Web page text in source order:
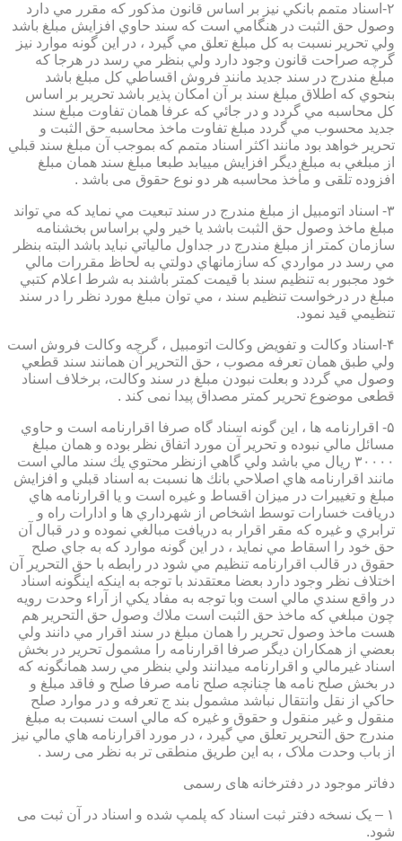
۲-اسناد متمم بانكي نيز بر اساس قانون مذكور كه مقرر مي دارد
وصول حق الثبت در هنگامي است كه سند حاوي افزايش مبلغ باشد
ولي تحرير نسبت به كل مبلغ تعلق مي گيرد ، در اين گونه موارد نيز
گرچه صراحت قانون وجود دارد ولي بنظر مي رسد در هرجا كه
مبلغ مندرج در سند جديد مانند فروش اقساطي كل مبلغ باشد
بنحوي كه اطلاق مبلغ سند بر آن امكان پذير باشد تحرير بر اساس
كل محاسبه مي گردد و در جائي كه عرفا همان تفاوت مبلغ سند
جديد محسوب مي گردد مبلغ تفاوت ماخذ محاسبه حق الثبت و
تحرير خواهد بود مانند اكثر اسناد متمم كه بموجب آن مبلغ سند قبلي
از مبلغي به مبلغ ديگر افزايش مييابد طبعا مبلغ سند همان مبلغ
افزوده تلقی و مأخذ محاسبه هر دو نوع حقوق می باشد .
۳- اسناد اتومبيل از مبلغ مندرج در سند تبعيت مي نمايد كه مي تواند
مبلغ ماخذ وصول حق الثبت باشد يا خير ولي براساس بخشنامه
سازمان كمتر از مبلغ مندرج در جداول مالياتي نبايد باشد البته بنظر
مي رسد در مواردي كه سازمانهاي دولتي به لحاظ مقررات مالي
خود مجبور به تنظيم سند با قيمت كمتر باشند به شرط اعلام كتبي
مبلغ در درخواست تنظيم سند ، مي توان مبلغ مورد نظر را در سند
تنظيمي قيد نمود.
۴-اسناد وكالت و تفويض وكالت اتومبيل ، گرچه وكالت فروش است
ولي طبق همان تعرفه مصوب ، حق التحرير آن همانند سند قطعي
وصول مي گردد و بعلت نبودن مبلغ در سند وكالت، برخلاف اسناد
قطعی موضوع تحریر کمتر مصداق پیدا نمی کند .
۵- اقرارنامه ها ، اين گونه اسناد گاه صرفا اقرارنامه است و حاوي
مسائل مالي نبوده و تحرير آن مورد اتفاق نظر بوده و همان مبلغ
۳۰۰۰۰ ريال مي باشد ولي گاهي ازنظر محتوي يك سند مالي است
مانند اقرارنامه هاي اصلاحي بانك ها نسبت به اسناد قبلي و افزايش
مبلغ و تغييرات در ميزان اقساط و غيره است و يا اقرارنامه هاي
دريافت خسارات توسط اشخاص از شهرداري ها و ادارات راه و
ترابري و غيره كه مقر اقرار به دريافت مبالغي نموده و در قبال آن
حق خود را اسقاط مي نمايد ، در اين گونه موارد كه به جاي صلح
حقوق در قالب اقرارنامه تنظيم مي شود در رابطه با حق التحرير آن
اختلاف نظر وجود دارد بعضا معتقدند با توجه به اينكه اينگونه اسناد
در واقع سندي مالي است وبا توجه به مفاد يكي از آراء وحدت رويه
چون مبلغي كه ماخذ حق الثبت است ملاك وصول حق التحرير هم
هست ماخذ وصول تحرير را همان مبلغ در سند اقرار مي دانند ولي
بعضي از همكاران ديگر صرفا اقرارنامه را مشمول تحرير در بخش
اسناد غيرمالي و اقرارنامه ميدانند ولي بنظر مي رسد همانگونه كه
در بخش صلح نامه ها چنانچه صلح نامه صرفا صلح و فاقد مبلغ و
حاكي از نقل وانتقال نباشد مشمول بند ج تعرفه و در موارد صلح
منقول و غير منقول و حقوق و غيره كه مالي است نسبت به مبلغ
مندرج حق التحرير تعلق مي گيرد ، در مورد اقرارنامه هاي مالي نيز
از باب وحدت ملاک ، به این طریق منطقی تر به نظر می رسد .
دفاتر موجود در دفترخانه های رسمی
۱ – یک نسخه دفتر ثبت اسناد که پلمپ شده و اسناد در آن ثبت می
شود.